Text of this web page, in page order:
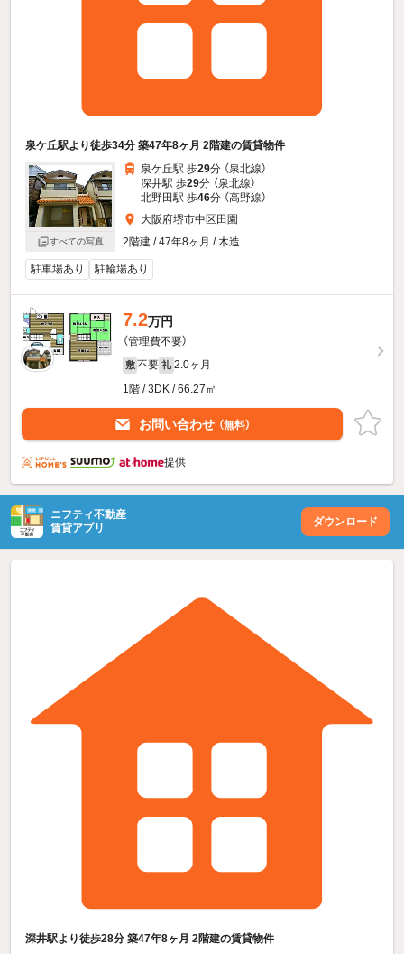
泉ケ丘駅より徒歩34分 築47年8ヶ月 2階建の賃貸物件
すべての写真
泉ケ丘駅 歩29分 （泉北線）
深井駅 歩29分 （泉北線）
北野田駅 歩46分 （高野線）
大阪府堺市中区田園
2階建 / 47年8ヶ月 / 木造
駐車場あり 駐輪場あり
7.2万円
（管理費不要）
敷 不要 礼 2.0ヶ月
1階 / 3DK / 66.27㎡
お問い合わせ （無料）
提供
ニフティ不動産
賃貸アプリ
ダウンロード
深井駅より徒歩28分 築47年8ヶ月 2階建の賃貸物件